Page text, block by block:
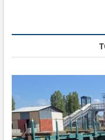
v
t
i
ь
я
: